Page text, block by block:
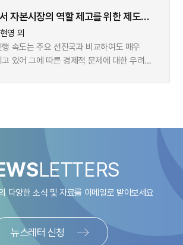
자본시장의 역할 제고를 위한 제도
형별 분석
영 외
속도는 주요 선진국과 비교하여도 매우
있어 그에 따른 경제적 문제에 대한 우려가
근로소득이 감소하는 은퇴 이후에 고령층
야기할 수 있다는 점에서 선제적인 대응이
계의 금융 문제를 진단하고 그에 대한
응 방안을 고령 가구가 보유한 주요
였다. 구체적으로 평균적인 고령 가구의
서 가장 큰 부분을 차지하는 자산군을
자산, 사업자산으로 나누어서 각 자산군별
LETTERS
다양한 소식 및 자료를 이메일로 받아보세요
뉴스레터 신청